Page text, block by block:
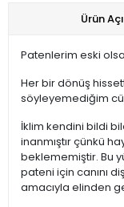
Ürün
Patenlerim eski
Her bir dönüş
söyleyemediğim
İklim kendini bildi
inanmıştır çünkü
beklememiştir. Bu
pateni için canını
amacıyla elinden